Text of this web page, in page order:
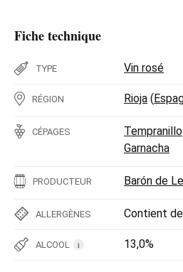
Fiche technique
TYPE Vin rosé
RÉGION Rioja (
CÉPAGES
Tempranillo
Garnacha
PRODUCTEUR Barón de
ALLERGÈNES Contient
ALCOOL i 13,0%